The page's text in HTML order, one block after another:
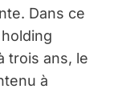
Dans ce
trois ans, le
à